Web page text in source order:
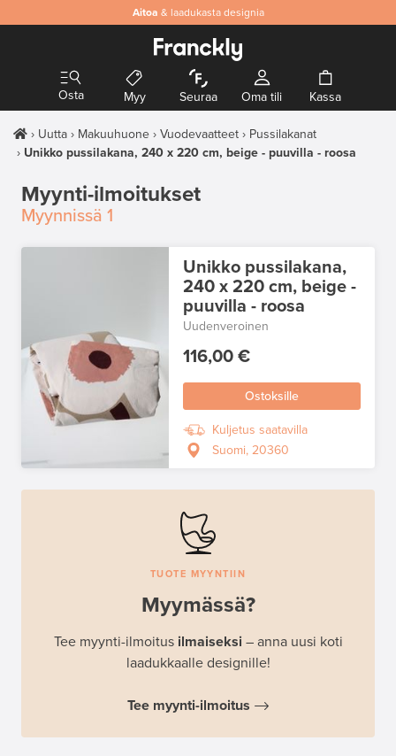
Aitoa & laadukasta designia
Osta Myy Seuraa Oma tili Kassa
Uutta Makuuhuone Vuodevaatteet
Pussilakanat
Unikko pussilakana, 240 x 220 cm, beige - puuvilla - roosa
Myynti-ilmoitukset
Myynnissä 1
Unikko pussilakana,
240 x 220 cm, beige -
puuvilla - roosa
Uudenveroinen
116,00 €
Ostoksille
Kuljetus saatavilla
Suomi, 20360
TUOTE MYYNTIIN
Myymässä?
Tee myynti-ilmoitus ilmaiseksi – anna uusi koti
laadukkaalle designille!
Tee myynti-ilmoitus